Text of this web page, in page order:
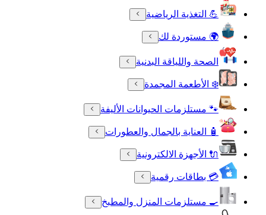
💪 التغذية الرياضية
🌍 مستوردة لك
الصحة واللياقة البدنية
❄️ الأطعمة المجمدة
🐾 مستلزمات الحيوانات الأليفة
🧴 العناية بالجمال والعطورات
🔌 الأجهزة الالكترونية
💳 بطاقات رقمية
🍳 مستلزمات المنزل والمطبخ